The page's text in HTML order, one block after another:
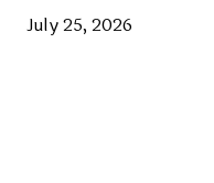
July 25, 2026